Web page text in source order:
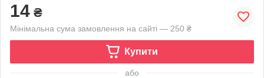
14 ₴
Мінімальна сума замовлення на сайті — 250 ₴
Купити
або